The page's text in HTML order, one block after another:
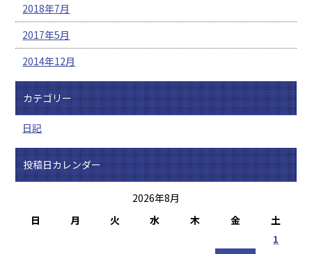
2018年7月
2017年5月
2014年12月
カテゴリー
日記
投稿日カレンダー
2026年8月
日
月 火 水 木 金
土
1